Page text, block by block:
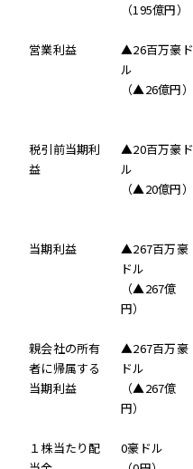
（195億円）
営業利益
▲26百万豪ド
ル
（▲26億円）
税引前当期利
益
▲20百万豪ド
ル
（▲20億円）
当期利益
▲267百万豪
ドル
（▲267億
円）
親会社の所有
者に帰属する
当期利益
▲267百万豪
ドル
（▲267億
円）
１株当たり配
0豪ドル